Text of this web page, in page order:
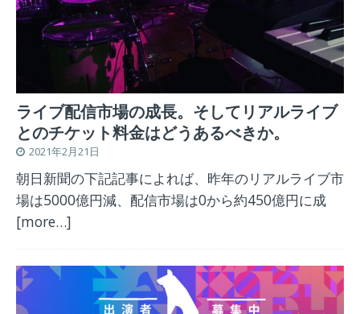
ライブ配信市場の成長。そしてリアルライブ
とのチケット料金はどうあるべきか。
2021年2月21日
朝日新聞の下記記事によれば、昨年のリアルライブ市
場は5000億円減、配信市場は0から約450億円に成
[more…]